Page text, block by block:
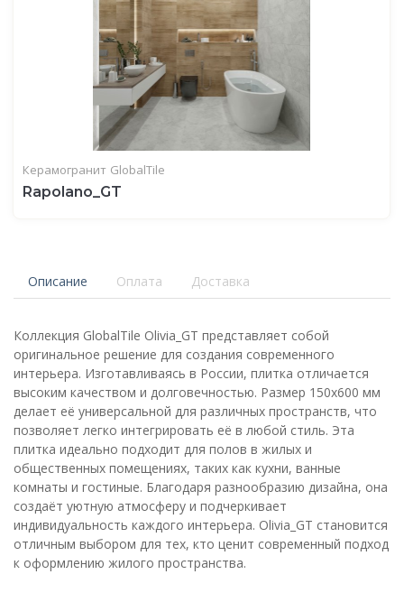
Керамогранит GlobalTile
Rapolano_GT
Описание Оплата Доставка
Коллекция GlobalTile Olivia_GT представляет собой
оригинальное решение для создания современного
интерьера. Изготавливаясь в России, плитка отличается
высоким качеством и долговечностью. Размер 150x600 мм
делает её универсальной для различных пространств, что
позволяет легко интегрировать её в любой стиль. Эта
плитка идеально подходит для полов в жилых и
общественных помещениях, таких как кухни, ванные
комнаты и гостиные. Благодаря разнообразию дизайна, она
создаёт уютную атмосферу и подчеркивает
индивидуальность каждого интерьера. Olivia_GT становится
отличным выбором для тех, кто ценит современный подход
к оформлению жилого пространства.